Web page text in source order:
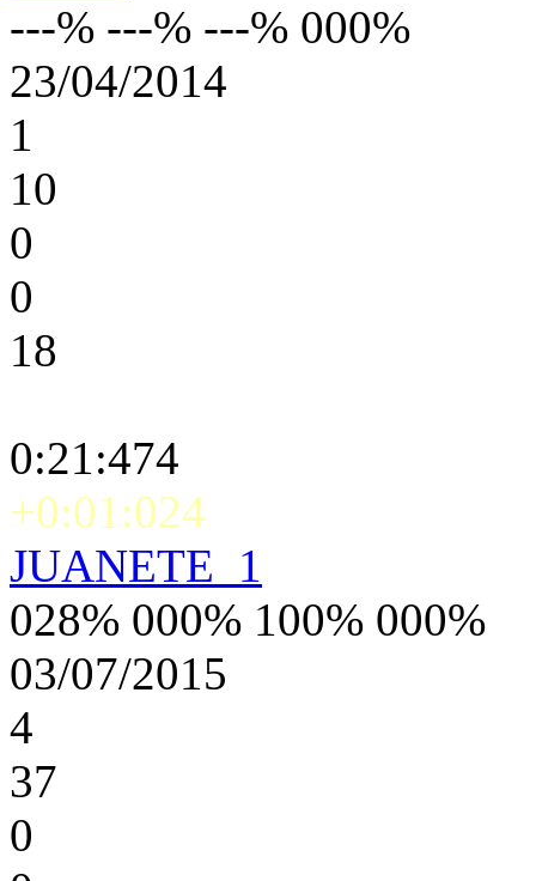
---% ---% ---% 000%
23/04/2014
1
10
0
0
18
0:21:474
+0:01:024
JUANETE_1
028% 000% 100% 000%
03/07/2015
4
37
0